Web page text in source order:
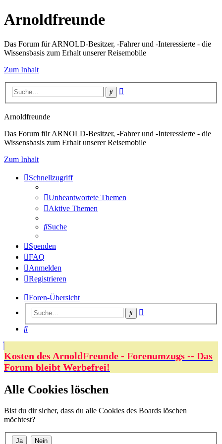
Arnoldfreunde
Das Forum für ARNOLD-Besitzer, -Fahrer und -Interessierte - die
Wissensbasis zum Erhalt unserer Reisemobile
Zum Inhalt
Suche
Arnoldfreunde
Das Forum für ARNOLD-Besitzer, -Fahrer und -Interessierte - die
Wissensbasis zum Erhalt unserer Reisemobile
Zum Inhalt
Schnellzugriff
Unbeantwortete Themen
Aktive Themen
Suche
Spenden
FAQ
Anmelden
Registrieren
Foren-Übersicht
Suche
Suche
Kosten des ArnoldFreunde - Forenumzugs -- Das
Forum bleibt Werbefrei!
Alle Cookies löschen
Bist du dir sicher, dass du alle Cookies des Boards löschen
möchtest?